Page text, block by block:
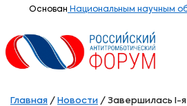
Основан Национальным научным
Главная / Новости / Завершилась I-